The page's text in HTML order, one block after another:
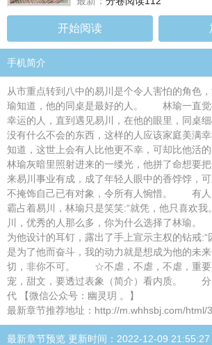
开始阅读
手机简介
从市重点转到八中的易川是个令人害怕的角色
瑜知道，他的同桌是最好的人。 林瑜一直觉
幸运的人，直到遇见易川，在他的眼里，同桌
没有什么不会的东西，这样的人应该家庭美满
知道，这世上会有人比他更不幸，可却比他
林瑜灰暗里照射进来的一缕光，他拼了命
来易川事业有成，成了年轻人眼中的香饽饽，
不掩饰自己已有对象，令所有人惋惜。 有人
霸占着易川，林瑜只是笑笑:“就凭，他只喜
川，优秀的人那么多，你为什么选择了林瑜
为他设计的耳钉，露出了手上宣示主权的钻戒
是为了他而奋斗，我的动力就是想成为他的未
切，非你不可。 ☆不虐，不虐，不虐，重要
宠，甜文，要透过表象（简介）看内质。 分
代 【微信公众号：幽灵玥 。】
最新章节推荐地址：http://m.whhsbj.com/html/
最新章节预览 更新时间：2022-12-09 21:55:27